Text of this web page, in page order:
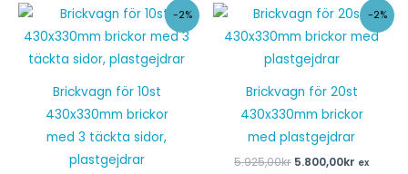
-2%
Brickvagn för 10st
430x330mm brickor
med 3 täckta sidor,
plastgejdrar
Det
ursprungliga
priset
var:
6.870,00kr.
Det
nuvarande
priset
är:
6.700,00kr.
-2%
Brickvagn för 20st
430x330mm brickor
med plastgejdrar
5.925,00kr
Det
ursprungliga
priset
var:
5.925,00kr.
5.800,00kr
Det
priset
ex